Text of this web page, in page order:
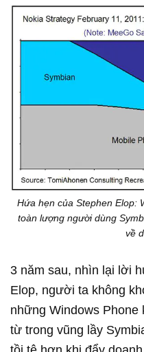
Hứa hẹn của Stephen Elop:
toàn lượng người dùng
về
3 năm sau, nhìn lại lời
Elop, người ta không
những Windows
từ trong vũng lầy